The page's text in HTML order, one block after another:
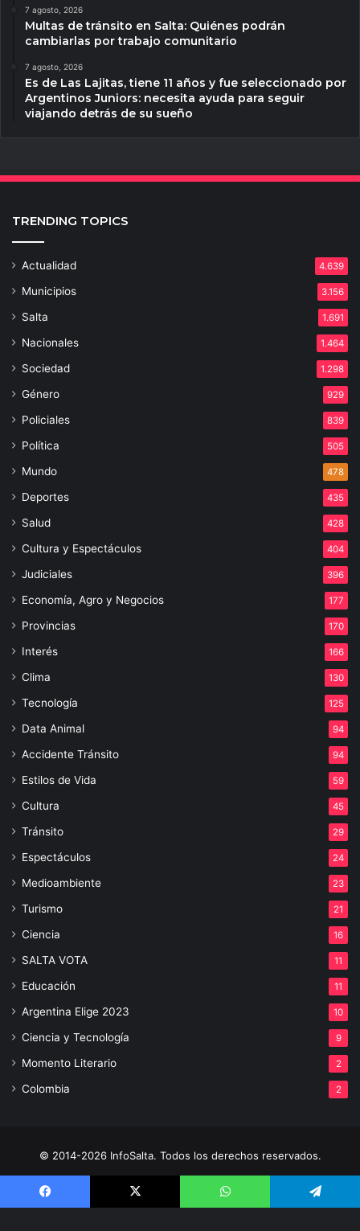
7 agosto, 2026
Multas de tránsito en Salta: Quiénes podrán
cambiarlas por trabajo comunitario
7 agosto, 2026
Es de Las Lajitas, tiene 11 años y fue seleccionado por
Argentinos Juniors: necesita ayuda para seguir
viajando detrás de su sueño
TRENDING TOPICS
Actualidad 4.639
Municipios 3.156
Salta 1.691
Nacionales 1.464
Sociedad 1.298
Género 929
Policiales 839
Política 505
Mundo 478
Deportes 435
Salud 428
Cultura y Espectáculos 404
Judiciales 396
Economía, Agro y Negocios 177
Provincias 170
Interés 166
Clima 130
Tecnología 125
Data Animal 94
Accidente Tránsito 94
Estilos de Vida 59
Cultura 45
Tránsito 29
Espectáculos 24
Medioambiente 23
Turismo 21
Ciencia 16
SALTA VOTA 11
Educación 11
Argentina Elige 2023 10
Ciencia y Tecnología 9
Momento Literario 2
Colombia 2
© 2014-2026 InfoSalta. Todos los derechos reservados.
3872288394 E-mail: infosaltaredaccion@gmail.com
Facebook X WhatsApp Telegram